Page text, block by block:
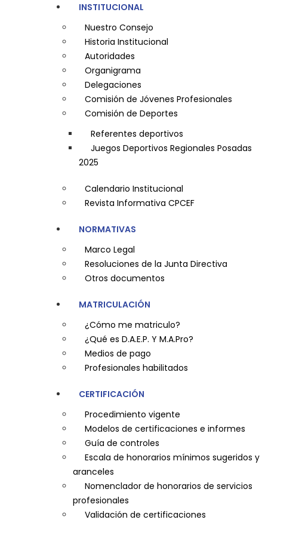
INSTITUCIONAL
Nuestro Consejo
Historia Institucional
Autoridades
Organigrama
Delegaciones
Comisión de Jóvenes Profesionales
Comisión de Deportes
Referentes deportivos
Juegos Deportivos Regionales Posadas
2025
Calendario Institucional
Revista Informativa CPCEF
NORMATIVAS
Marco Legal
Resoluciones de la Junta Directiva
Otros documentos
MATRICULACIÓN
¿Cómo me matriculo?
¿Qué es D.A.E.P. Y M.A.Pro?
Medios de pago
Profesionales habilitados
CERTIFICACIÓN
Procedimiento vigente
Modelos de certificaciones e informes
Guía de controles
Escala de honorarios mínimos sugeridos y
aranceles
Nomenclador de honorarios de servicios
profesionales
Validación de certificaciones